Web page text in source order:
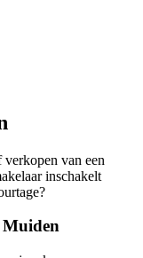
van een
inschakelt
Muiden